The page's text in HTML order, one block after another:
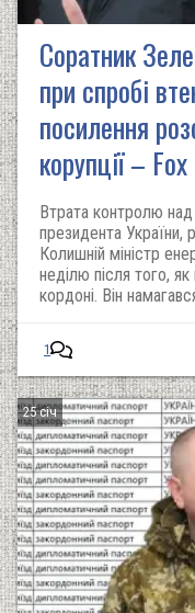
Соратник
при спробі
посилення
корупції –
Втрата контролю
президента
Колишній міністр
неділю після того,
кордоні. Він
1
25 січ